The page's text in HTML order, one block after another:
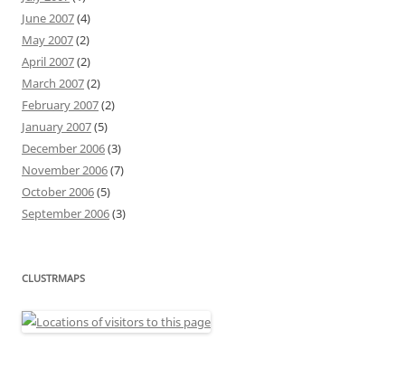
June 2007(4)
May 2007(2)
April 2007(2)
March 2007(2)
February 2007(2)
January 2007(5)
December 2006(3)
November 2006(7)
October 2006(5)
September 2006(3)
CLUSTRMAPS